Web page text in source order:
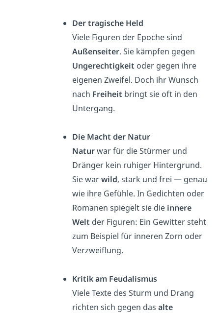
Der tragische Held
Viele Figuren der Epoche sind
Außenseiter. Sie kämpfen gegen
Ungerechtigkeit oder gegen ihre
eigenen Zweifel. Doch ihr Wunsch
nach Freiheit bringt sie oft in den
Untergang.
Die Macht der Natur
Naturwar für die Stürmer und
Dränger kein ruhiger Hintergrund.
Sie warwild, stark und frei — genau
wie ihre Gefühle. In Gedichten oder
Romanen spiegelt sie die innere
Welt der Figuren: Ein Gewitter steht
zum Beispiel für inneren Zorn oder
Verzweiflung.
Kritik am Feudalismus
Viele Texte des Sturm und Drang
richten sich gegen dasalte